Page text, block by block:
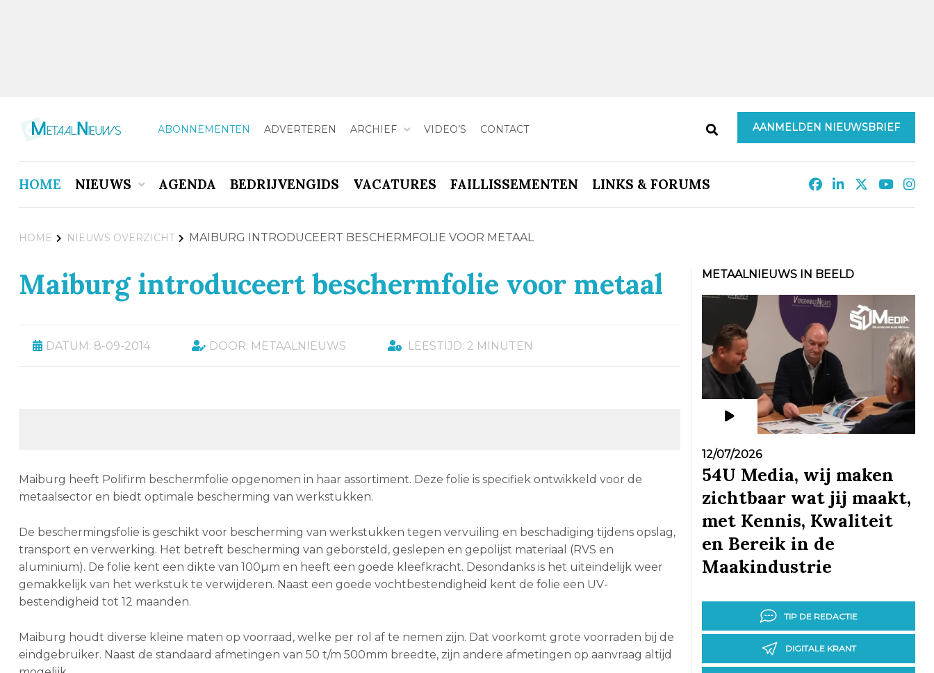
ABONNEMENTEN ADVERTEREN ARCHIEF VIDEO’S CONTACT AANMELDEN NIEUWSBRIEF
HOME NIEUWS AGENDA BEDRIJVENGIDS VACATURES FAILLISSEMENTEN LINKS & FORUMS
HOME NIEUWS OVERZICHT MAIBURG INTRODUCEERT BESCHERMFOLIE VOOR METAAL
Maiburg introduceert beschermfolie voor metaal
DATUM: 8-09-2014 DOOR: METAALNIEUWS LEESTIJD: 2 MINUTEN
Maiburg heeft Polifirm beschermfolie opgenomen in haar assortiment. Deze folie is specifiek ontwikkeld voor de
metaalsector en biedt optimale bescherming van werkstukken.
De beschermingsfolie is geschikt voor bescherming van werkstukken tegen vervuiling en beschadiging tijdens opslag,
transport en verwerking. Het betreft bescherming van geborsteld, geslepen en gepolijst materiaal (RVS en
aluminium). De folie kent een dikte van 100µm en heeft een goede kleefkracht. Desondanks is het uiteindelijk weer
gemakkelijk van het werkstuk te verwijderen. Naast een goede vochtbestendigheid kent de folie een UV-
bestendigheid tot 12 maanden.
Maiburg houdt diverse kleine maten op voorraad, welke per rol af te nemen zijn. Dat voorkomt grote voorraden bij de
eindgebruiker. Naast de standaard afmetingen van 50 t/m 500mm breedte, zijn andere afmetingen op aanvraag altijd
METAALNIEUWS IN BEELD
12/07/2026
54U Media, wij maken
zichtbaar wat jij maakt,
met Kennis, Kwaliteit
en Bereik in de
Maakindustrie
TIP DE REDACTIE
DIGITALE KRANT